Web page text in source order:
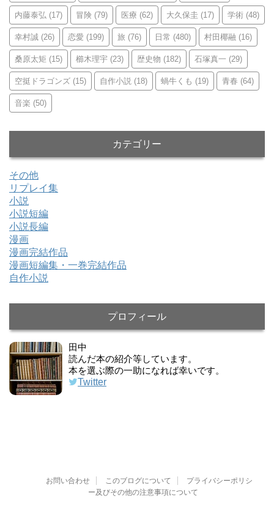
内藤泰弘 (17) 冒険 (79) 医療 (62) 大久保圭 (17) 学術 (48)
幸村誠 (26) 恋愛 (199) 旅 (76) 日常 (480) 村田椰融 (16)
桑原太矩 (15) 櫛木理宇 (23) 歴史物 (182) 石塚真一 (29)
空挺ドラゴンズ (15) 自作小説 (18) 蝸牛くも (19) 青春 (64)
音楽 (50)
カテゴリー
その他
リプレイ集
小説
小説短編
小説長編
漫画
漫画完結作品
漫画短編集・一巻完結作品
自作小説
プロフィール
田中
読んだ本の紹介等しています。
本を選ぶ際の一助になれば幸いです。
Twitter
お問い合わせ このブログについて
プライバシーポリシ
ー及びその他の注意事項について